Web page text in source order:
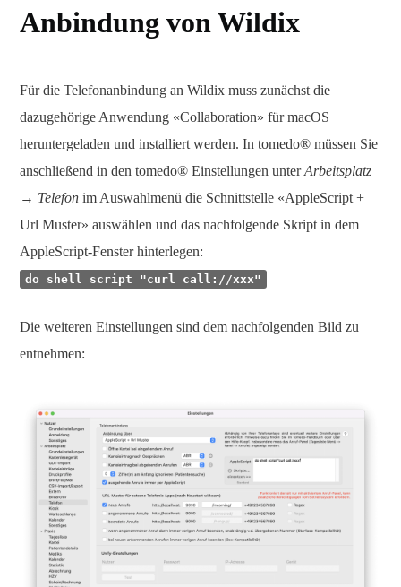
Anbindung von Wildix
Für die Telefonanbindung an Wildix muss zunächst die
dazugehörige Anwendung «Collaboration» für macOS
heruntergeladen und installiert werden. In tomedo® müssen Sie
anschließend in den tomedo® Einstellungen unterArbeitsplatz
→ Telefon im Auswahlmenü die Schnittstelle «AppleScript +
Url Muster» auswählen und das nachfolgende Skript in dem
AppleScript-Fenster hinterlegen:
do shell script "curl call://xxx"
Die weiteren Einstellungen sind dem nachfolgenden Bild zu
entnehmen: